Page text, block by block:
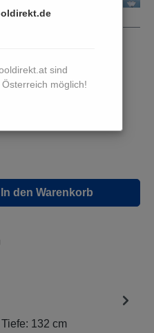
sind
möglich!
gewünschten
In den Warenkorb
132 cm